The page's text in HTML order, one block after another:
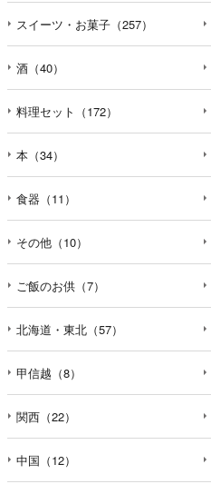
スイーツ・お菓子（257）
酒（40）
料理セット（172）
本（34）
食器（11）
その他（10）
ご飯のお供（7）
北海道・東北（57）
甲信越（8）
関西（22）
中国（12）